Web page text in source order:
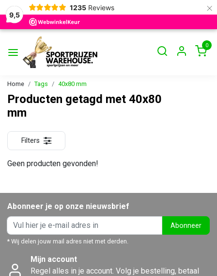
9,5
1235 Reviews ×
0
Home Tags 40x80 mm
Producten getagd met 40x80
mm
Filters
Geen producten gevonden!
Abonneer je op onze nieuwsbrief
Abonneer
* Wij delen jouw mail adres niet met derden.
Mijn account
Regel alles in je account. Volg je bestelling, betaal